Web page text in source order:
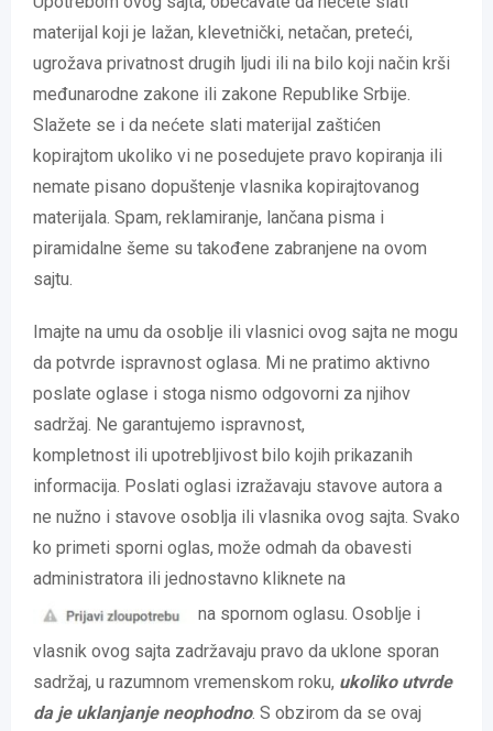
materijal koji je lažan, klevetnički, netačan, preteći,
ugrožava privatnost drugih ljudi ili na bilo koji način krši
međunarodne zakone ili zakone Republike Srbije.
Slažete se i da nećete slati materijal zaštićen
kopirajtom ukoliko vi ne posedujete pravo kopiranja ili
nemate pisano dopuštenje vlasnika kopirajtovanog
materijala. Spam, reklamiranje, lančana pisma i
piramidalne šeme su takođene zabranjene na ovom
sajtu.
Imajte na umu da osoblje ili vlasnici ovog sajta ne mogu
da potvrde ispravnost oglasa. Mi ne pratimo aktivno
poslate oglase i stoga nismo odgovorni za njihov
sadržaj. Ne garantujemo ispravnost,
kompletnost ili upotrebljivost bilo kojih prikazanih
informacija. Poslati oglasi izražavaju stavove autora a
ne nužno i stavove osoblja ili vlasnika ovog sajta. Svako
ko primeti sporni oglas, može odmah da obavesti
administratora ili jednostavno kliknete na
na spornom oglasu. Osoblje i
vlasnik ovog sajta zadržavaju pravo da uklone sporan
sadržaj, u razumnom vremenskom roku, ukoliko utvrde
da je uklanjanje neophodno. S obzirom da se ovaj